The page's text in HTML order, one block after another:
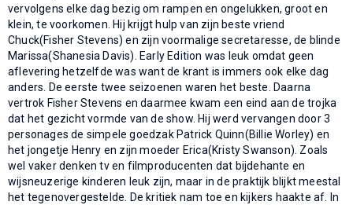
vervolgens elke dag bezig om rampen en ongelukken, groot en
klein, te voorkomen. Hij krijgt hulp van zijn beste vriend
Chuck(Fisher Stevens) en zijn voormalige secretaresse, de blinde
Marissa(Shanesia Davis). Early Edition was leuk omdat geen
aflevering hetzelfde was want de krant is immers ook elke dag
anders. De eerste twee seizoenen waren het beste. Daarna
vertrok Fisher Stevens en daarmee kwam een eind aan de trojka
dat het gezicht vormde van de show. Hij werd vervangen door 3
personages de simpele goedzak Patrick Quinn(Billie Worley) en
het jongetje Henry en zijn moeder Erica(Kristy Swanson). Zoals
wel vaker denken tv en filmproducenten dat bijdehante en
wijsneuzerige kinderen leuk zijn, maar in de praktijk blijkt meestal
het tegenovergestelde. De kritiek nam toe en kijkers haakte af. In